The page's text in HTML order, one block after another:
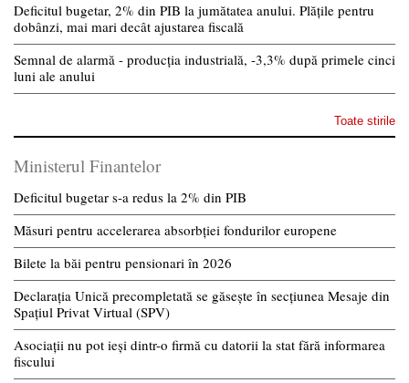
Deficitul bugetar, 2% din PIB la jumătatea anului. Plățile pentru
dobânzi, mai mari decât ajustarea fiscală
Semnal de alarmă - producția industrială, -3,3% după primele cinci
luni ale anului
Toate stirile
Ministerul Finantelor
Deficitul bugetar s-a redus la 2% din PIB
Măsuri pentru accelerarea absorbției fondurilor europene
Bilete la băi pentru pensionari în 2026
Declarația Unică precompletată se găsește în secțiunea Mesaje din
Spațiul Privat Virtual (SPV)
Asociații nu pot ieși dintr-o firmă cu datorii la stat fără informarea
fiscului